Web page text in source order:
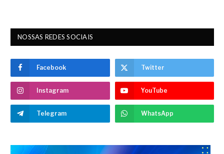
NOSSAS REDES SOCIAIS
Facebook Twitter
Instagram YouTube
Telegram WhatsApp